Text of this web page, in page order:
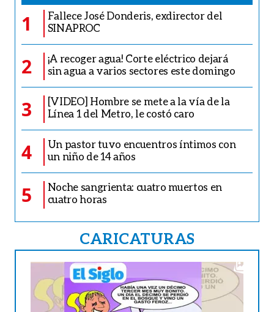
1
Fallece José Donderis, exdirector del
SINAPROC
2
¡A recoger agua! Corte eléctrico dejará
sin agua a varios sectores este domingo
3
[VIDEO] Hombre se mete a la vía de la
Línea 1 del Metro, le costó caro
4
Un pastor tuvo encuentros íntimos con
un niño de 14 años
5
Noche sangrienta: cuatro muertos en
cuatro horas
CARICATURAS